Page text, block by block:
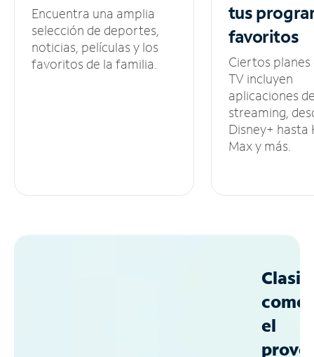
Encuentra una amplia
selección de deportes,
noticias, películas y los
favoritos de la familia.
tus
favoritos
Ciertos planes
TV incluyen
aplicaciones
streaming,
Disney+ hasta
Max y más.
como
el